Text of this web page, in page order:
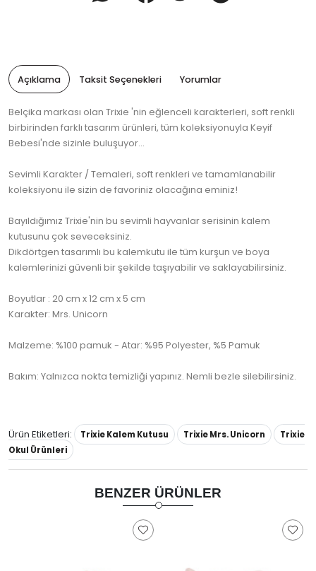
Açıklama Taksit Seçenekleri Yorumlar
Belçika markası olan Trixie 'nin eğlenceli karakterleri, soft renkli
birbirinden farklı tasarım ürünleri, tüm koleksiyonuyla Keyif
Bebesi'nde sizinle buluşuyor...
Sevimli Karakter / Temaleri, soft renkleri ve tamamlanabilir
koleksiyonu ile sizin de favoriniz olacağına eminiz!
Bayıldığımız Trixie'nin bu sevimli hayvanlar serisinin kalem
kutusunu çok seveceksiniz.
Dikdörtgen tasarımlı bu kalemkutu ile tüm kurşun ve boya
kalemlerinizi güvenli bir şekilde taşıyabilir ve saklayabilirsiniz.
Boyutlar : 20 cm x 12 cm x 5 cm
Karakter: Mrs. Unicorn
Malzeme: %100 pamuk - Atar: %95 Polyester, %5 Pamuk
Bakım: Yalnızca nokta temizliği yapınız. Nemli bezle silebilirsiniz.
Ürün Etiketleri: Trixie Kalem Kutusu Trixie Mrs. Unicorn
Trixie
Okul Ürünleri
BENZER ÜRÜNLER